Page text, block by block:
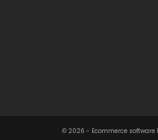
© 2026 - Ecommerce software